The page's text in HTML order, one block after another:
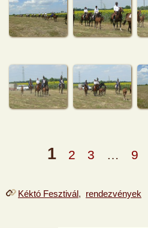
1 2 3 … 9
Kéktó Fesztivál, rendezvények